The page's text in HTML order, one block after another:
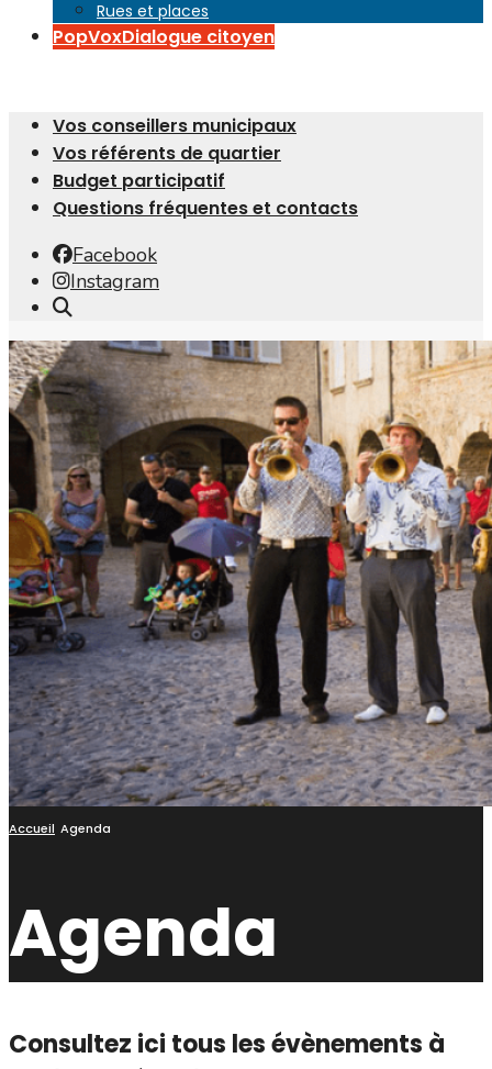
Rues et places
PopVoxDialogue citoyen
Vos conseillers municipaux
Vos référents de quartier
Budget participatif
Questions fréquentes et contacts
Facebook
Instagram
Window
Accueil Agenda
Agenda
Consultez ici tous les évènements à